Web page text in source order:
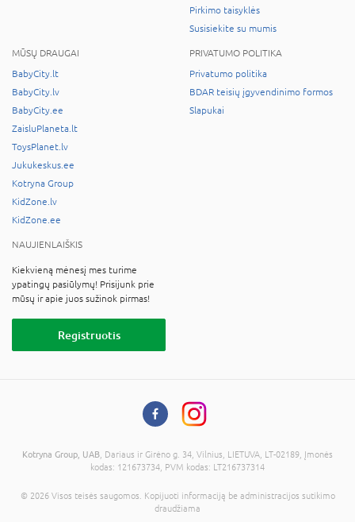
Pirkimo taisyklės
Susisiekite su mumis
MŪSŲ DRAUGAI
BabyCity.lt
BabyCity.lv
BabyCity.ee
ZaisluPlaneta.lt
ToysPlanet.lv
Jukukeskus.ee
Kotryna Group
KidZone.lv
KidZone.ee
PRIVATUMO POLITIKA
Privatumo politika
BDAR teisių įgyvendinimo formos
Slapukai
NAUJIENLAIŠKIS
Kiekvieną mėnesį mes turime
ypatingų pasiūlymų! Prisijunk prie
mūsų ir apie juos sužinok pirmas!
Registruotis
Kotryna Group, UAB , Dariaus ir Girėno g. 34, Vilnius, LIETUVA, LT-02189, Įmonės
kodas: 121673734, PVM kodas: LT216737314
© 2026 Visos teisės saugomos. Kopijuoti informaciją be administracijos sutikimo
draudžiama